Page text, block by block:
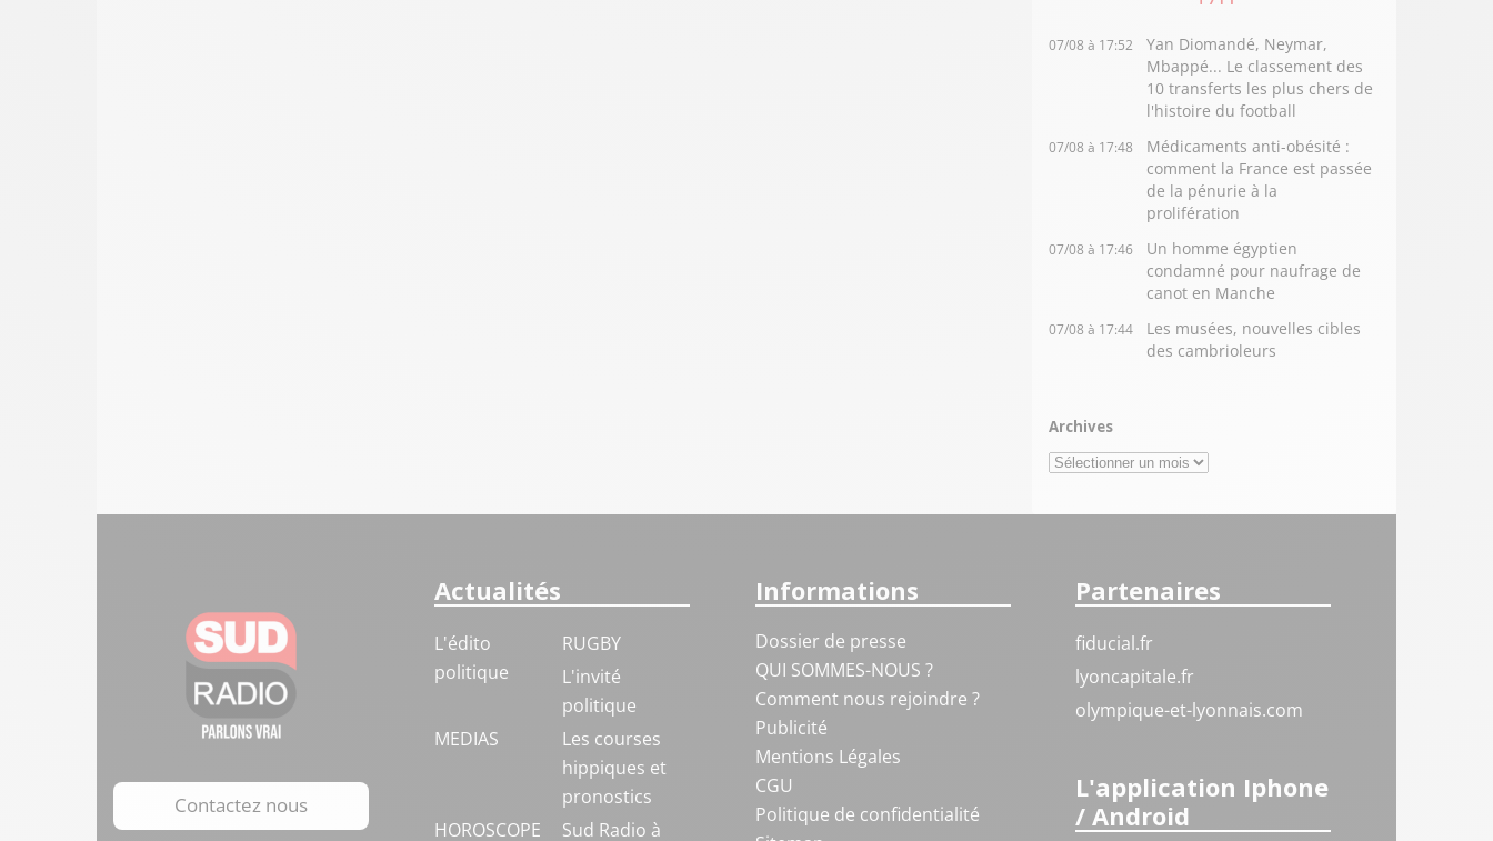
07/08 à 17:52
Yan Diomandé, Neymar,
Mbappé... Le classement des
10 transferts les plus chers de
l'histoire du football
07/08 à 17:48
Médicaments anti-obésité :
comment la France est passée
de la pénurie à la
prolifération
07/08 à 17:46
Un homme égyptien
condamné pour naufrage de
canot en Manche
07/08 à 17:44
Les musées, nouvelles cibles
des cambrioleurs
Archives
Archives
Contactez nous
Actualités
L'édito
politique
RUGBY
L'invité
politique
MEDIAS
Les courses
hippiques et
pronostics
HOROSCOPE
Sud Radio à
Informations
Dossier de presse
QUI SOMMES-NOUS ?
Comment nous rejoindre ?
Publicité
Mentions Légales
CGU
Politique de confidentialité
Partenaires
fiducial.fr
lyoncapitale.fr
olympique-et-lyonnais.com
L'application Iphone
/ Android